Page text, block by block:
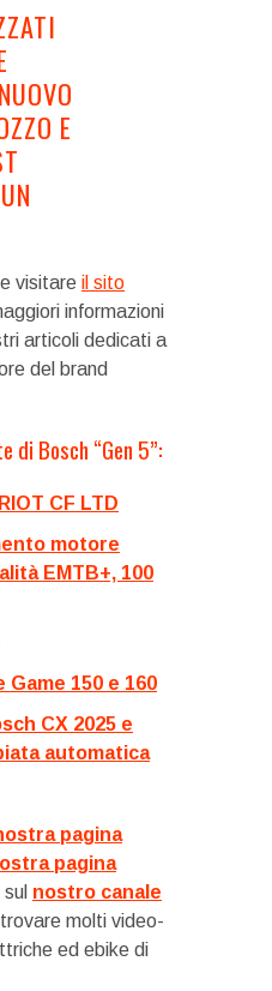
E
visitare il sito
informazioni
articoli dedicati a
del brand
di Bosch “Gen 5”:
CF LTD
motore
EMTB+, 100
150 e 160
CX 2025 e
automatica
pagina
pagina
nostro canale
molti video-
ed ebike di